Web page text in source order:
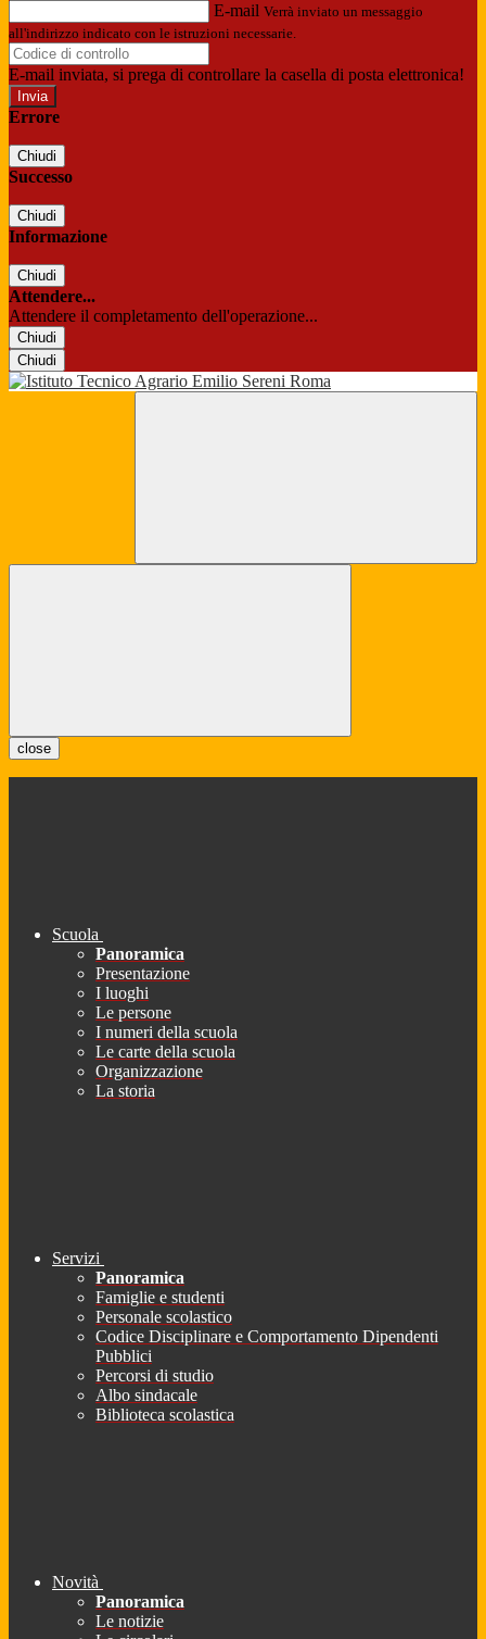
E-mail Verrà inviato un messaggio
all'indirizzo indicato con le istruzioni necessarie.
E-mail inviata, si prega di controllare la casella di posta elettronica!
Errore
Chiudi
Successo
Chiudi
Informazione
Chiudi
Attendere...
Attendere il completamento dell'operazione...
Chiudi
Chiudi
close
Scuola
Panoramica
Presentazione
I luoghi
Le persone
I numeri della scuola
Le carte della scuola
Organizzazione
La storia
Servizi
Panoramica
Famiglie e studenti
Personale scolastico
Codice Disciplinare e Comportamento Dipendenti
Pubblici
Percorsi di studio
Albo sindacale
Biblioteca scolastica
Novità
Panoramica
Le notizie